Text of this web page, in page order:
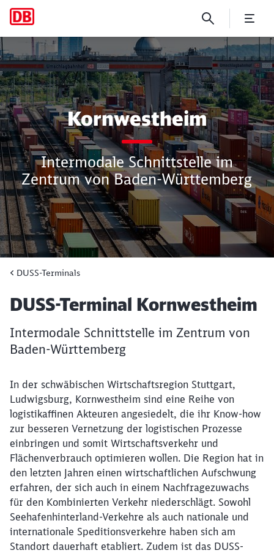
DUSS-Terminal
Kornwestheim
Intermodale Schnittstelle im
Zentrum von Baden-Württemberg
DUSS-Terminals
Artikel:
DUSS-Terminal Kornwestheim
Intermodale Schnittstelle im Zentrum von
Baden-Württemberg
In der schwäbischen Wirtschaftsregion Stuttgart,
Ludwigsburg, Kornwestheim sind eine Reihe von
logistikaffinen Akteuren angesiedelt, die ihr Know-how
zur besseren Vernetzung der logistischen Prozesse
einbringen und somit Wirtschaftsverkehr und
Flächenverbrauch optimieren wollen. Die Region hat in
den letzten Jahren einen wirtschaftlichen Aufschwung
erfahren, der sich auch in einem Nachfragezuwachs
für den Kombinierten Verkehr niederschlägt. Sowohl
Seehafenhinterland-Verkehre als auch nationale und
internationale Speditionsverkehre haben sich am
Standort dauerhaft etabliert. Zudem ist das DUSS-